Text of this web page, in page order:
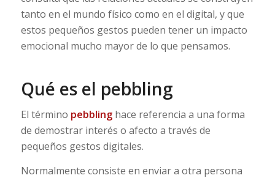
tanto en el mundo físico como en el digital, y que
estos pequeños gestos pueden tener un impacto
emocional mucho mayor de lo que pensamos.
Qué es el pebbling
El término pebblinghace referencia a una forma
de demostrar interés o afecto a través de
pequeños gestos digitales.
Normalmente consiste en enviar a otra persona